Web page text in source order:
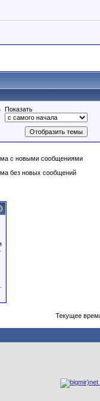
Показать
с новыми сообщениями
без новых сообщений
Текущее